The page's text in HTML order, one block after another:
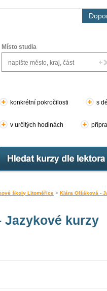
Místo studia
konkrétní pokročilosti s
v určitých hodinách
školy Litoměřice > Klára Olšáková -
Jazykové kurzy